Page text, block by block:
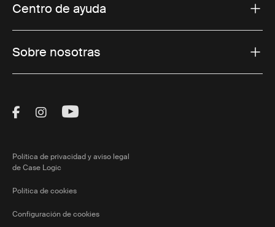
Centro de ayuda
Sobre nosotras
Visit Thule on Facebook (external link)
Visit Thule on Instagram (external link)
Visit Thule on Youtube (external
Política de privacidad y aviso legal
de Case Logic
Política de cookies
Configuración de cookies